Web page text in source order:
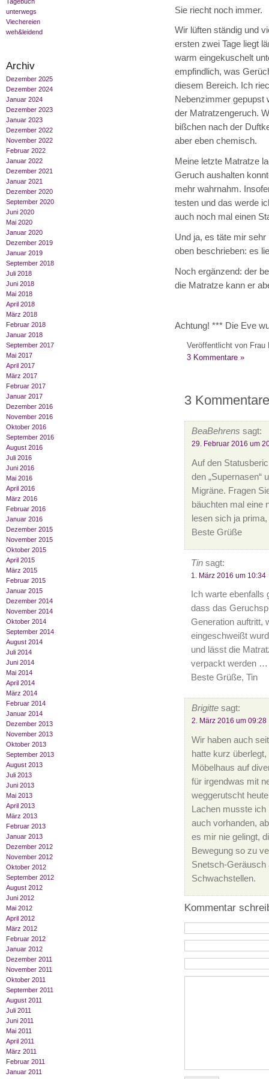
unterwegs
Viechereien
weh&leidend
Archiv
Dezember 2025
Dezember 2024
Januar 2024
Dezember 2023
Januar 2023
Dezember 2022
November 2022
Februar 2022
Januar 2022
Dezember 2021
Januar 2021
Dezember 2020
September 2020
Juni 2020
Mai 2020
Januar 2020
Dezember 2019
Januar 2019
September 2018
Juli 2018
Juni 2018
Mai 2018
April 2018
März 2018
Februar 2018
Januar 2018
September 2017
Mai 2017
April 2017
März 2017
Februar 2017
Januar 2017
Dezember 2016
November 2016
Oktober 2016
September 2016
August 2016
Juli 2016
Juni 2016
Mai 2016
April 2016
März 2016
Februar 2016
Januar 2016
Dezember 2015
November 2015
Oktober 2015
April 2015
März 2015
Februar 2015
Januar 2015
Dezember 2014
November 2014
Oktober 2014
September 2014
August 2014
Juli 2014
Juni 2014
Mai 2014
April 2014
März 2014
Februar 2014
Januar 2014
Dezember 2013
November 2013
Oktober 2013
September 2013
August 2013
Juli 2013
Juni 2013
Mai 2013
April 2013
März 2013
Februar 2013
Januar 2013
Dezember 2012
November 2012
Oktober 2012
September 2012
August 2012
Juni 2012
Mai 2012
April 2012
März 2012
Februar 2012
Januar 2012
Dezember 2011
November 2011
Oktober 2011
September 2011
August 2011
Juli 2011
Juni 2011
Mai 2011
April 2011
März 2011
Februar 2011
Januar 2011
Sie riecht noch immer.
Wir lüften ständig und
ersten zwei Tage liegt
warm eingekuschelt
empfindlich, was
diesem Bereich. Ich
Nebenzimmer gepupst
der Matratzengeruch.
bißchen nach der
aber eben chemisch.
Meine letzte Matratze
Geruch aushalten
mehr wahrnahm.
testen und das werde
auch noch mal einen
Und ja, es täte mir
oben beschrieben: es
Noch ergänzend: der
die Matratze kann er
Achtung! *** Die Eve
Veröffentlicht von Frau
3 Kommentare »
3
BeaBehrens sagt:
29. Februar 2016 um
Auf den
den „Supernasen“
Migräne. Fragen
bäuchten mal eine
lesen sich ja
Beste Grüße
Tinsagt:
1. März 2016 um 10:34
Ich warte ebenfalls
dass das
Generation auftritt,
eingeschweißt
und lässt die
verpackt werden …
Beste Grüße, Tin
Brigittesagt:
2. März 2016 um 09:28
Wir haben auch
hatte kurz
Möbelhaus auf
für irgendwas mit
weggerutscht
Lachen musste ich
auch vorhanden,
es mir nie gelingt,
Bewegung so zu
Snetsch-Geräusch
Schwachstellen.
Kommentar